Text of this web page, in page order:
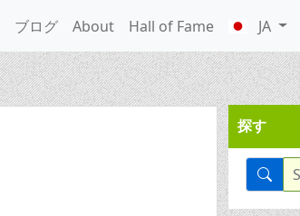
ブログ About Hall of Fame JA
探す